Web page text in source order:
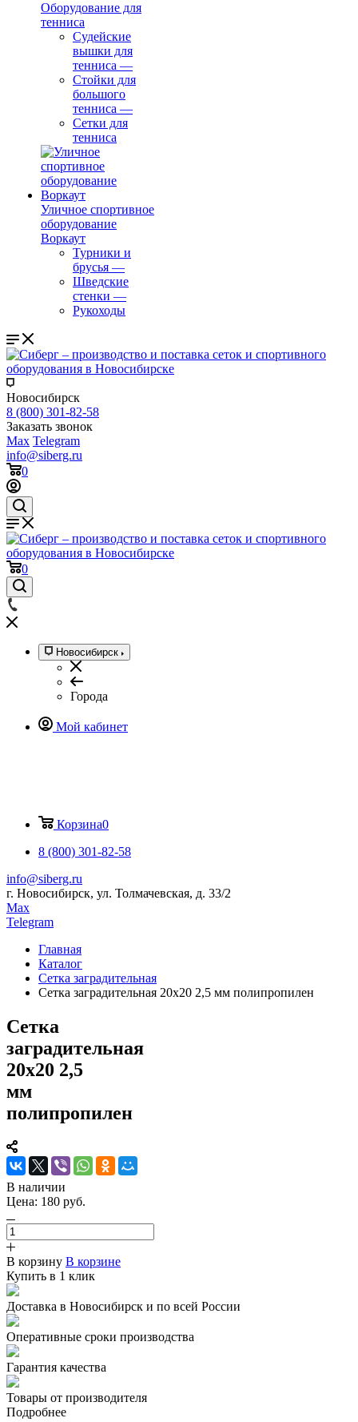
Оборудование для
тенниса
Судейские
вышки для
тенниса —
Стойки для
большого
тенниса —
Сетки для
тенниса
Уличное спортивное
оборудование
Воркаут
Турники и
брусья —
Шведские
стенки —
Рукоходы
Новосибирск
8 (800) 301-82-58
Заказать звонок
Max Telegram
info@siberg.ru
0
0
Новосибирск
Города
Мой кабинет
Корзина0
8 (800) 301-82-58
info@siberg.ru
г. Новосибирск, ул. Толмачевская, д. 33/2
Max
Telegram
Главная
Каталог
Сетка заградительная
Сетка заградительная 20х20 2,5 мм полипропилен
Сетка
заградительная
20х20 2,5
мм
полипропилен
В наличии
Цена: 180 руб.
В корзину В корзине
Купить в 1 клик
Доставка в Новосибирск и по всей России
Оперативные сроки производства
Гарантия качества
Товары от производителя
Подробнее